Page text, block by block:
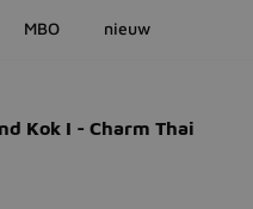
MBO nieuw
Kok I - Charm Thai